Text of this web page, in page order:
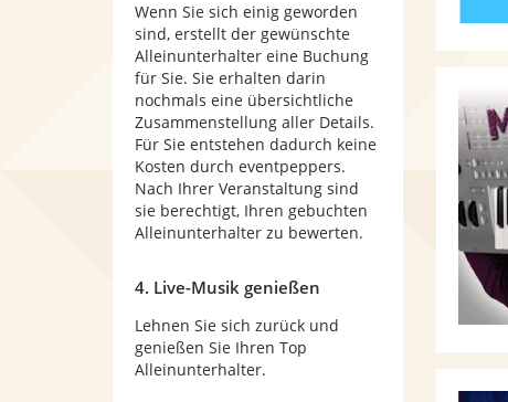
Wenn Sie sich einig geworden
sind, erstellt der gewünschte
Alleinunterhalter eine Buchung
für Sie. Sie erhalten darin
nochmals eine übersichtliche
Zusammenstellung aller Details.
Für Sie entstehen dadurch keine
Kosten durch eventpeppers.
Nach Ihrer Veranstaltung sind
sie berechtigt, Ihren gebuchten
Alleinunterhalter zu bewerten.
4. Live-Musik genießen
Lehnen Sie sich zurück und
genießen Sie Ihren Top
Alleinunterhalter.